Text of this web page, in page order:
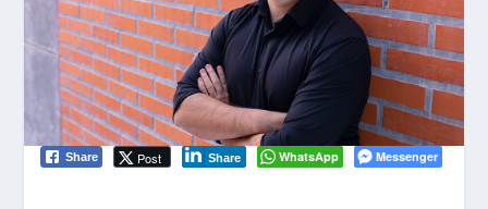
Share Post Share WhatsApp Messenger